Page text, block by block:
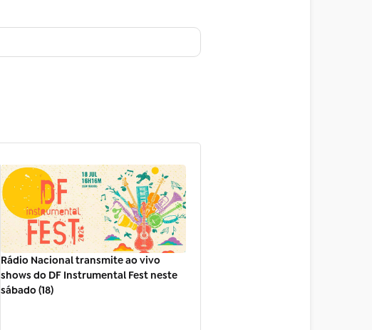
Rádio Nacional transmite ao vivo
shows do DF Instrumental Fest neste
sábado (18)